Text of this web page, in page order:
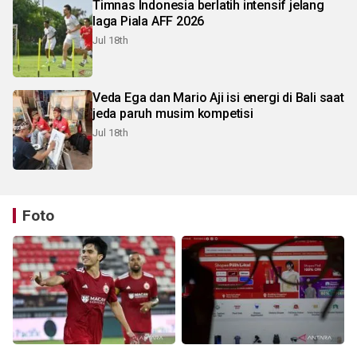
Timnas Indonesia berlatih intensif jelang
laga Piala AFF 2026
Jul 18th
Veda Ega dan Mario Aji isi energi di Bali saat
jeda paruh musim kompetisi
Jul 18th
Foto